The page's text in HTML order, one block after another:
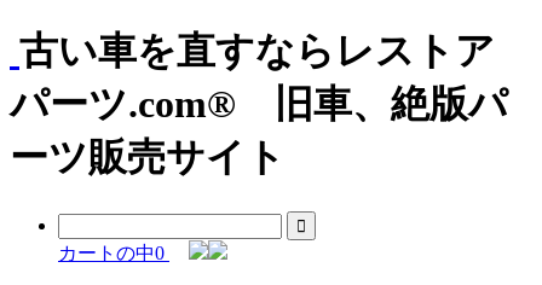
古い車を直すならレストア
パーツ.com® 旧車、絶版パ
ーツ販売サイト
カートの中0